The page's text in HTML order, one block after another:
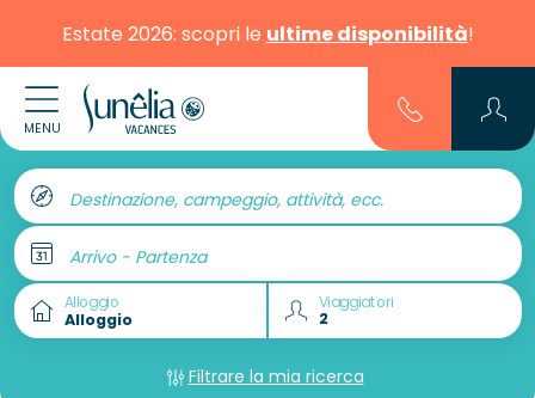
Estate 2026: scopri le ultime disponibilità!
MENU
Destinazione, campeggio, attività, ecc.
Arrivo - Partenza
Alloggio Viaggiatori
Filtrare la mia ricerca